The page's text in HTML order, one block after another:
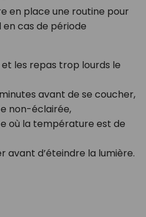
en place une routine pour
cas de période
et les repas trop lourds le
avant de se coucher,
non-éclairée,
où la température est de
avant d’éteindre la lumière.